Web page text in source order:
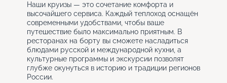
Наши круизы — это сочетание комфорта и
высочайшего сервиса. Каждый теплоход оснащён
современными удобствами, чтобы ваше
путешествие было максимально приятным. В
ресторанах на борту вы сможете насладиться
блюдами русской и международной кухни, а
культурные программы и экскурсии позволят
глубже окунуться в историю и традиции регионов
России.